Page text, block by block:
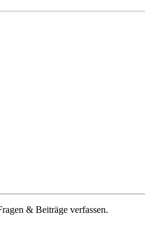
& Beiträge verfassen.